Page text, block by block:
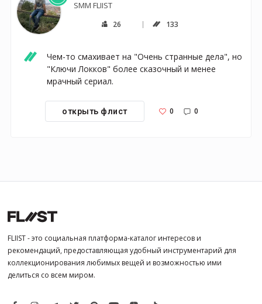
SMM FLIIST
26 133
Чем-то смахивает на "Очень странные дела", но
"Ключи Локков" более сказочный и менее
мрачный сериал.
открыть флист 0 0
FLIIST - это социальная платформа-каталог интересов и
рекомендаций, предоставляющая удобный инструментарий для
коллекционирования любимых вещей и возможностью ими
делиться со всем миром.